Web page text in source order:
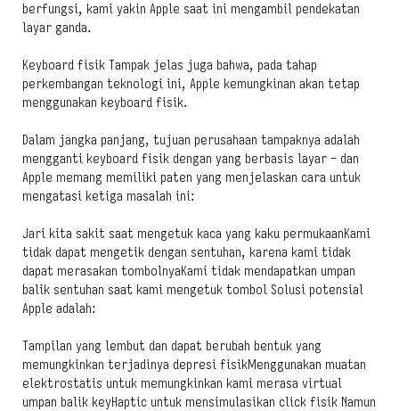
berfungsi, kami yakin Apple saat ini mengambil pendekatan
layar ganda.
Keyboard fisik Tampak jelas juga bahwa, pada tahap
perkembangan teknologi ini, Apple kemungkinan akan tetap
menggunakan keyboard fisik.
Dalam jangka panjang, tujuan perusahaan tampaknya adalah
mengganti keyboard fisik dengan yang berbasis layar – dan
Apple memang memiliki paten yang menjelaskan cara untuk
mengatasi ketiga masalah ini:
Jari kita sakit saat mengetuk kaca yang kaku permukaanKami
tidak dapat mengetik dengan sentuhan, karena kami tidak
dapat merasakan tombolnyaKami tidak mendapatkan umpan
balik sentuhan saat kami mengetuk tombol Solusi potensial
Apple adalah:
Tampilan yang lembut dan dapat berubah bentuk yang
memungkinkan terjadinya depresi fisikMenggunakan muatan
elektrostatis untuk memungkinkan kami merasa virtual
umpan balik keyHaptic untuk mensimulasikan click fisik Namun